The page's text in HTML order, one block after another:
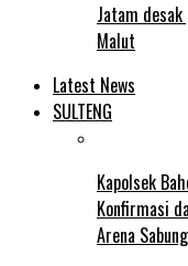
Jatam
Malut
Latest News
SULTENG
Kapolsek
Konfirmasi
Arena